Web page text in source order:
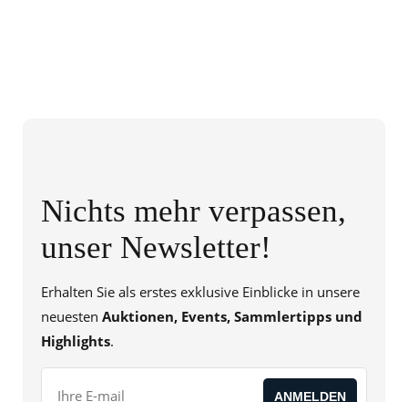
Nichts mehr verpassen,
unser Newsletter!
Erhalten Sie als erstes exklusive Einblicke in unsere
neuesten Auktionen, Events, Sammlertipps und
Highlights.